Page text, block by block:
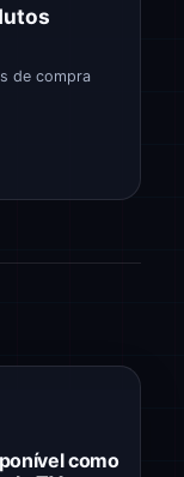
de compra
como